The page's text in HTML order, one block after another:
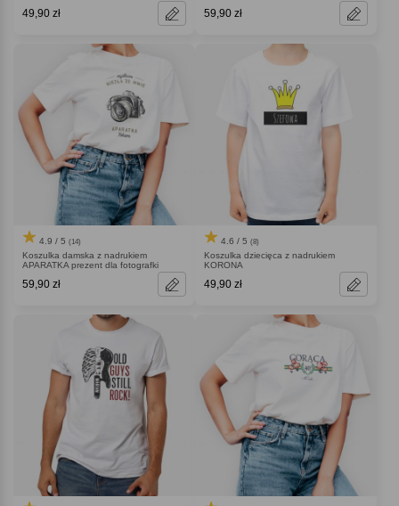
49,90 zł 59,90 zł
4.9 / 5 (14)
Koszulka damska z nadrukiem
APARATKA prezent dla fotografki
59,90 zł
4.6 / 5 (8)
Koszulka dziecięca z nadrukiem
KORONA
49,90 zł